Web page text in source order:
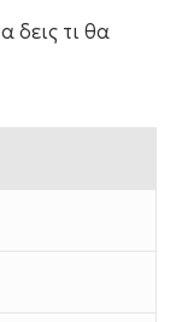
δεις τι θα